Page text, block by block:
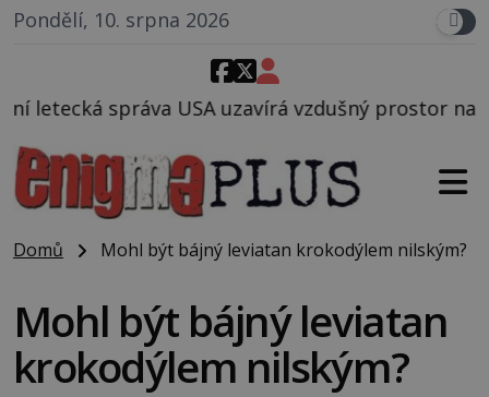
Pondělí, 10. srpna 2026
uzavírá vzdušný prostor nad Oblastí 51,
Domů Mohl být bájný leviatan krokodýlem nilským?
Mohl být bájný leviatan
krokodýlem nilským?